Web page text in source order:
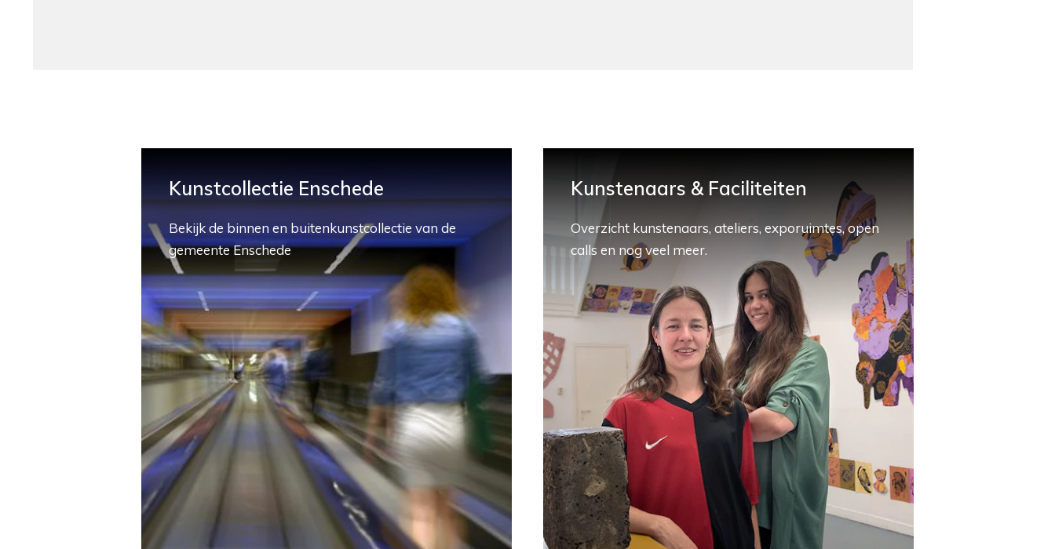
Kunstcollectie Enschede
Bekijk de binnen en buitenkunstcollectie van de
gemeente Enschede
Kunstenaars & Faciliteiten
Overzicht kunstenaars, ateliers, exporuimtes, open
calls en nog veel meer.